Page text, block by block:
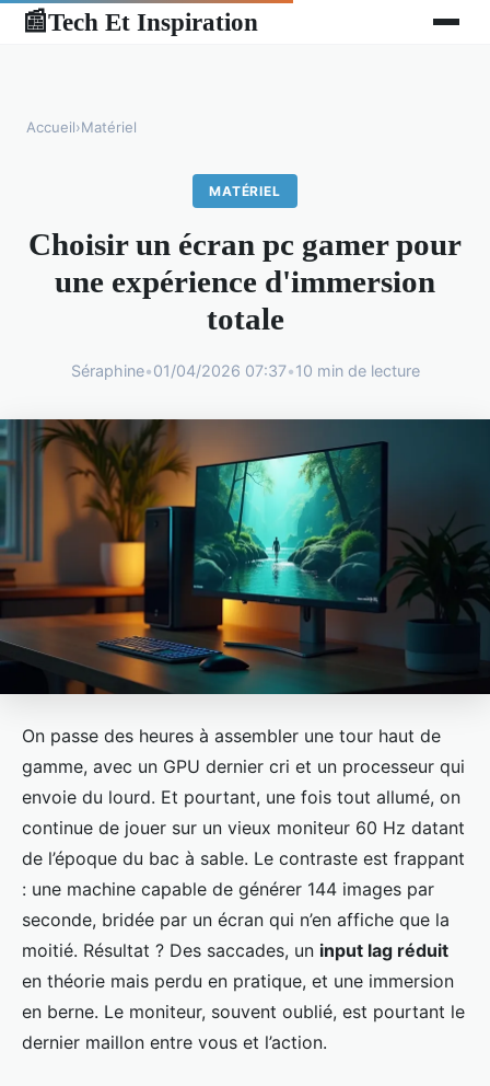
📰Tech Et Inspiration
Accueil›Matériel
MATÉRIEL
Choisir un écran pc gamer pour
une expérience d'immersion
totale
Séraphine•01/04/2026 07:37•10 min de lecture
On passe des heures à assembler une tour haut de
gamme, avec un GPU dernier cri et un processeur qui
envoie du lourd. Et pourtant, une fois tout allumé, on
continue de jouer sur un vieux moniteur 60 Hz datant
de l’époque du bac à sable. Le contraste est frappant
: une machine capable de générer 144 images par
seconde, bridée par un écran qui n’en affiche que la
moitié. Résultat ? Des saccades, un input lag réduit
en théorie mais perdu en pratique, et une immersion
en berne. Le moniteur, souvent oublié, est pourtant le
dernier maillon entre vous et l’action.